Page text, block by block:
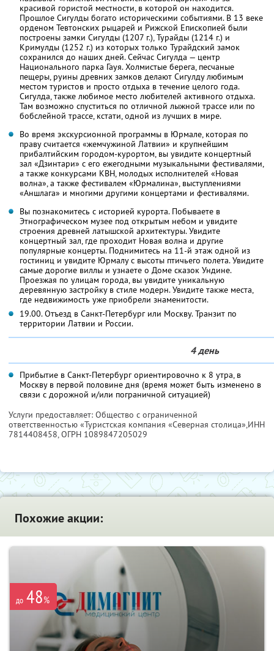
красивой гористой местности, в которой он находится.
Прошлое Сигулды богато историческими событиями. В 13 веке
орденом Тевтонских рыцарей и Рижской Епископией были
построены замки Сигулды (1207 г.), Турайды (1214 г.) и
Кримулды (1252 г.) из которых только Турайдский замок
сохранился до наших дней. Сейчас Сигулда — центр
Национального парка Гауя. Холмистые берега, песчаные
пещеры, руины древних замков делают Сигулду любимым
местом туристов и просто отдыха в течение целого года.
Сигулда, также любимое место любителей активного отдыха.
Там возможно спуститься по отличной лыжной трассе или по
бобслейной трассе, кстати, одной из лучших в мире.
Во время экскурсионной программы в Юрмале, которая по
праву считается «жемчужиной Латвии» и крупнейшим
прибалтийским городом-курортом, вы увидите концертный
зал «Дзинтари» с его ежегодными музыкальными фестивалями,
а также конкурсами КВН, молодых исполнителей «Новая
волна», а также фестивалем «Юрмалина», выступлениями
«Аншлага» и многими другими концертами и фестивалями.
Вы познакомитесь с историей курорта. Побываете в
Этнографическом музее под открытым небом и увидите
строения древней латышской архитектуры. Увидите
концертный зал, где проходит Новая волна и другие
популярные концерты. Поднимитесь на 11-й этаж одной из
гостиниц и увидите Юрмалу с высоты птичьего полета. Увидите
самые дорогие виллы и узнаете о Доме сказок Ундине.
Проезжая по улицам города, вы увидите уникальную
деревянную застройку в стиле модерн. Увидите также места,
где недвижимость уже приобрели знаменитости.
19.00. Отъезд в Санкт-Петербург или Москву. Транзит по
территории Латвии и России.
4 день
Прибытие в Санкт-Петербург ориентировочно к 8 утра, в
Москву в первой половине дня (время может быть изменено в
связи с дорожной и/или пограничной ситуацией)
Услуги предоставляет: Общество с ограниченной
ответственностью «Туристская компания «Северная столица»,ИНН
7814408458, ОГРН 1089847205029
Похожие акции:
до 48%